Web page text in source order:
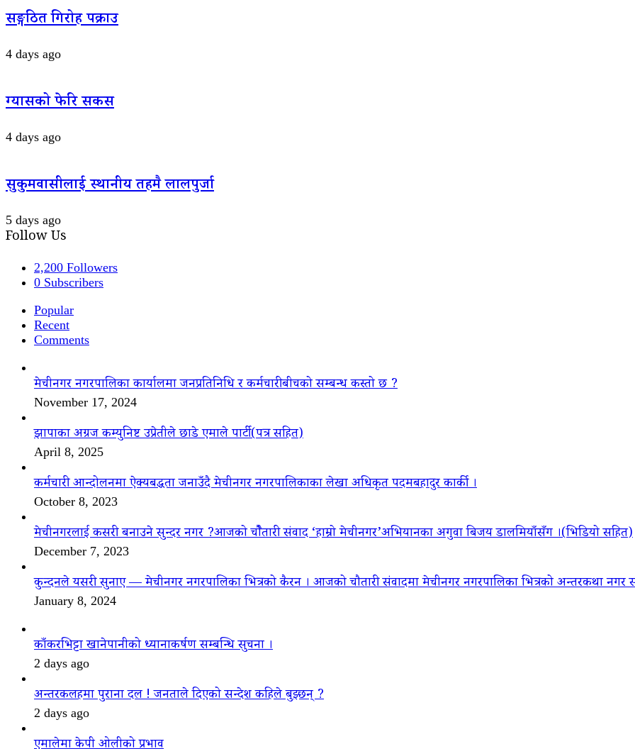
सङ्गठित गिरोह पक्राउ
4 days ago
ग्यासको फेरि सकस
4 days ago
सुकुमवासीलाई स्थानीय तहमै लालपुर्जा
5 days ago
Follow Us
2,200 Followers
0 Subscribers
Popular
Recent
Comments
मेचीनगर नगरपालिका कार्यालमा जनप्रतिनिधि र कर्मचारीबीचको सम्बन्ध कस्तो छ ?
November 17, 2024
झापाका अग्रज कम्युनिष्ट उप्रेतीले छाडे एमाले पार्टी(पत्र सहित)
April 8, 2025
कर्मचारी आन्दोलनमा ऐक्यबद्धता जनाउँदै मेचीनगर नगरपालिकाका लेखा अधिकृत पदमबहादुर कार्की ।
October 8, 2023
मेचीनगरलाई कसरी बनाउने सुन्दर नगर ?आजको चौैतारी संवाद ‘हाम्रो मेचीनगर’अभियानका अगुवा बिजय डालमियाँसँग ।(भिडियो सहित)
December 7, 2023
कुन्दनले यसरी सुनाए — मेचीनगर नगरपालिका भित्रको कैरन । आजको चौतारी संवादमा मेचीनगर नगरपालिका भित्रको अन्तरकथा नगर
January 8, 2024
काँकरभिट्टा खानेपानीको ध्यानाकर्षण सम्बन्धि सुचना ।
2 days ago
अन्तरकलहमा पुराना दल ! जनताले दिएको सन्देश कहिले बुझ्छन् ?
2 days ago